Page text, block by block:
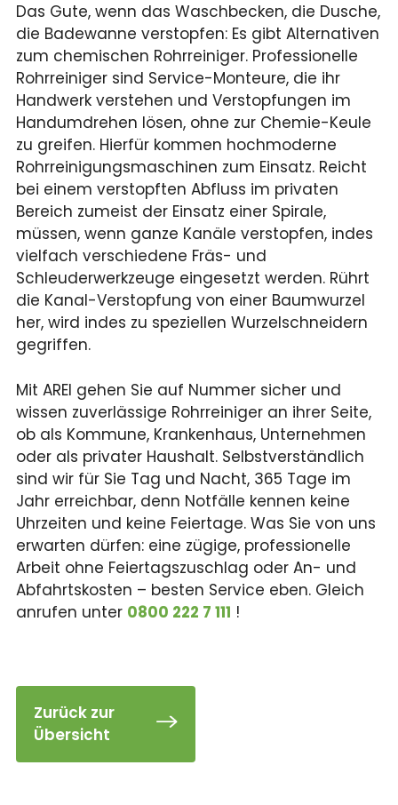
Das Gute, wenn das Waschbecken, die Dusche,
die Badewanne verstopfen: Es gibt Alternativen
zum chemischen Rohrreiniger. Professionelle
Rohrreiniger sind Service-Monteure, die ihr
Handwerk verstehen und Verstopfungen im
Handumdrehen lösen, ohne zur Chemie-Keule
zu greifen. Hierfür kommen hochmoderne
Rohrreinigungsmaschinen zum Einsatz. Reicht
bei einem verstopften Abfluss im privaten
Bereich zumeist der Einsatz einer Spirale,
müssen, wenn ganze Kanäle verstopfen, indes
vielfach verschiedene Fräs- und
Schleuderwerkzeuge eingesetzt werden. Rührt
die Kanal-Verstopfung von einer Baumwurzel
her, wird indes zu speziellen Wurzelschneidern
gegriffen.
Mit AREI gehen Sie auf Nummer sicher und
wissen zuverlässige Rohrreiniger an ihrer Seite,
ob als Kommune, Krankenhaus, Unternehmen
oder als privater Haushalt. Selbstverständlich
sind wir für Sie Tag und Nacht, 365 Tage im
Jahr erreichbar, denn Notfälle kennen keine
Uhrzeiten und keine Feiertage. Was Sie von uns
erwarten dürfen: eine zügige, professionelle
Arbeit ohne Feiertagszuschlag oder An- und
Abfahrtskosten – besten Service eben. Gleich
anrufen unter 0800 222 7 111 !
Zurück zur
Übersicht